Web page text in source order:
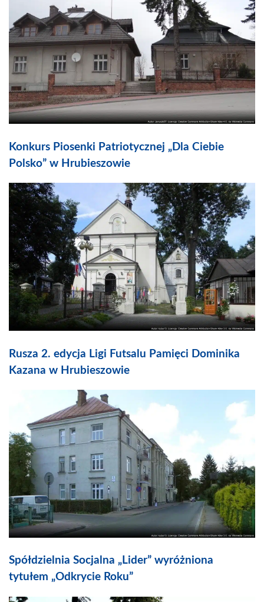
Konkurs Piosenki Patriotycznej „Dla Ciebie
Polsko” w Hrubieszowie
Rusza 2. edycja Ligi Futsalu Pamięci Dominika
Kazana w Hrubieszowie
Spółdzielnia Socjalna „Lider” wyróżniona
tytułem „Odkrycie Roku”